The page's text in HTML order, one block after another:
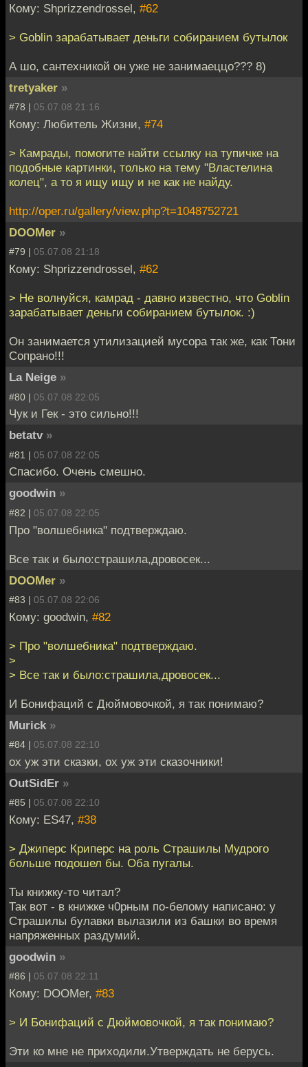
Кому: Shprizzendrossel, #62
> Goblin зарабатывает деньги собиранием бутылок
А шо, сантехникой он уже не занимаеццо??? 8)
tretyaker »
#78 | 05.07.08 21:16
Кому: Любитель Жизни, #74
> Камрады, помогите найти ссылку на тупичке на
подобные картинки, только на тему "Властелина
колец", а то я ищу ищу и не как не найду.
http://oper.ru/gallery/view.php?t=1048752721
DOOMer »
#79 | 05.07.08 21:18
Кому: Shprizzendrossel, #62
> Не волнуйся, камрад - давно известно, что Goblin
зарабатывает деньги собиранием бутылок. :)
Он занимается утилизацией мусора так же, как Тони
Сопрано!!!
La Neige »
#80 | 05.07.08 22:05
Чук и Гек - это сильно!!!
betatv »
#81 | 05.07.08 22:05
Спасибо. Очень смешно.
goodwin »
#82 | 05.07.08 22:05
Про "волшебника" подтверждаю.
Все так и было:страшила,дровосек...
DOOMer »
#83 | 05.07.08 22:06
Кому: goodwin, #82
> Про "волшебника" подтверждаю.
>
> Все так и было:страшила,дровосек...
И Бонифаций с Дюймовочкой, я так понимаю?
Murick »
#84 | 05.07.08 22:10
ох уж эти сказки, ох уж эти сказочники!
OutSidEr »
#85 | 05.07.08 22:10
Кому: ES47, #38
> Джиперс Криперс на роль Страшилы Мудрого
больше подошел бы. Оба пугалы.
Ты книжку-то читал?
Так вот - в книжке ч0рным по-белому написано: у
Страшилы булавки вылазили из башки во время
напряженных раздумий.
goodwin »
#86 | 05.07.08 22:11
Кому: DOOMer, #83
> И Бонифаций с Дюймовочкой, я так понимаю?
Эти ко мне не приходили.Утверждать не берусь.